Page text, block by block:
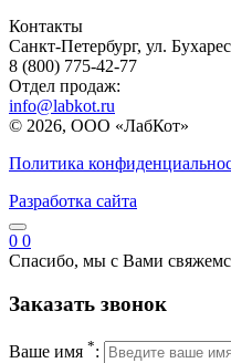
Контакты
Санкт-Петербург, ул.
8 (800) 775-42-77
Отдел продаж:
info@labkot.ru
© 2026, ООО «ЛабКот»
Политика
Разработка сайта
0 0
Спасибо, мы с Вами
Заказать звонок
Ваше имя *: